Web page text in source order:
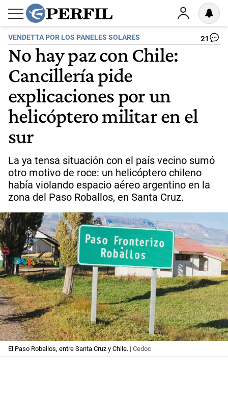
VENDETTA POR LOS PANELES SOLARES 21
No hay paz con Chile:
Cancillería pide
explicaciones por un
helicóptero militar en el
sur
La ya tensa situación con el país vecino sumó
otro motivo de roce: un helicóptero chileno
había violando espacio aéreo argentino en la
zona del Paso Roballos, en Santa Cruz.
El Paso Roballos, entre Santa Cruz y Chile. | Cedoc